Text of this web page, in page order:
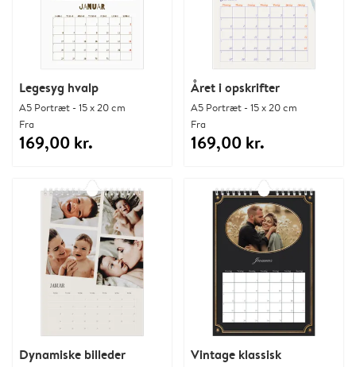
Legesyg hvalp
A5 Portræt - 15 x 20 cm
Fra
169,00 kr.
Året i opskrifter
A5 Portræt - 15 x 20 cm
Fra
169,00 kr.
Dynamiske billeder Vintage klassisk